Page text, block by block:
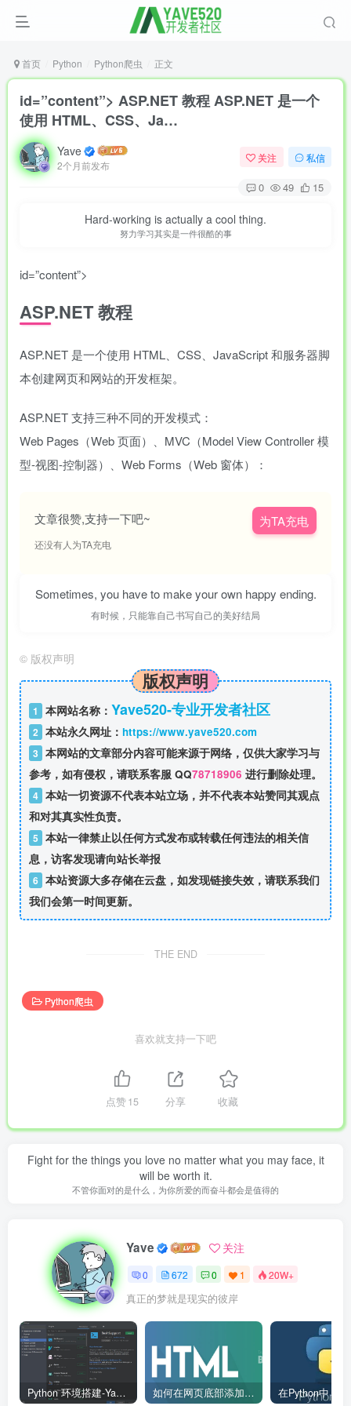
首页 Python Python爬虫 正文
id=”content”> ASP.NET 教程 ASP.NET 是一个
使用 HTML、CSS、Ja…
Yave
2个月前发布
关注 私信
0 49 15
Hard-working is actually a cool thing.
努力学习其实是一件很酷的事
id=”content”>
ASP.NET教程
ASP.NET 是一个使用 HTML、CSS、JavaScript 和服务器脚
本创建网页和网站的开发框架。
ASP.NET 支持三种不同的开发模式：
Web Pages（Web 页面）、MVC（Model View Controller 模
型-视图-控制器）、Web Forms（Web 窗体）：
文章很赞,支持一下吧~
还没有人为TA充电
为TA充电
Sometimes, you have to make your own happy ending.
有时候，只能靠自己书写自己的美好结局
© 版权声明
版权声明
1 本网站名称： Yave520-专业开发者社区
2 本站永久网址： https://www.yave520.com
3 本网站的文章部分内容可能来源于网络，仅供大家学习与
参考，如有侵权，请联系客服 QQ78718906 进行删除处理。
4 本站一切资源不代表本站立场，并不代表本站赞同其观点
和对其真实性负责。
5 本站一律禁止以任何方式发布或转载任何违法的相关信
息，访客发现请向站长举报
6 本站资源大多存储在云盘，如发现链接失效，请联系我们
我们会第一时间更新。
THE END
Python爬虫
喜欢就支持一下吧
点赞15 分享 收藏
Fight for the things you love no matter what you may face, it
will be worth it.
不管你面对的是什么，为你所爱的而奋斗都会是值得的
Yave 关注
0 672 0 1 20W+
真正的梦就是现实的彼岸
Python 环境搭建-Yave520-专业开发者社区 如何在网页底部添加版权信息？